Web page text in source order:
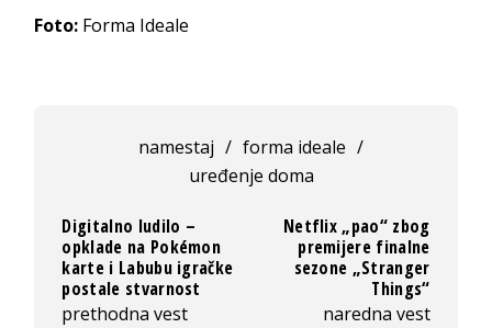
Foto: Forma Ideale
namestaj / forma ideale /
uređenje doma
Digitalno ludilo –
opklade na Pokémon
karte i Labubu igračke
postale stvarnost
prethodna vest
Netflix „pao“ zbog
premijere finalne
sezone „Stranger
Things“
naredna vest